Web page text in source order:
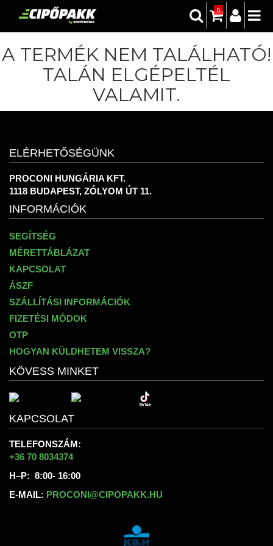
0
A TERMÉK NEM TALÁLHATÓ!
TALÁN ELGÉPELTÉL
VALAMIT.
ELÉRHETŐSÉGÜNK
PROCONI HUNGÁRIA KFT.
1118 BUDAPEST, ZÓLYOM ÚT 11.
INFORMÁCIÓK
SEGÍTSÉG
MÉRETTÁBLÁZAT
KAPCSOLAT
ÁSZF
SZÁLLÍTÁSI INFORMÁCIÓK
FIZETÉSI MÓDOK
OTP
HOGYAN KÜLDHETEM VISSZA?
KÖVESS MINKET
KAPCSOLAT
TELEFONSZÁM:
+36 70 8034374
H–P: 8:00- 16:00
E-MAIL: PROCONI@CIPOPAKK.HU